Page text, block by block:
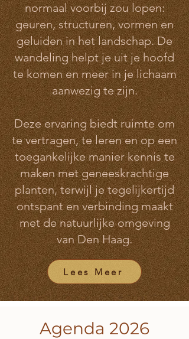
normaal voorbij zou lopen:
geuren, structuren, vormen en
geluiden in het landschap. De
wandeling helpt je uit je hoofd
te komen en meer in je lichaam
aanwezig te zijn.
Deze ervaring biedt ruimte om
te vertragen, te leren en op een
toegankelijke manier kennis te
maken met geneeskrachtige
planten, terwijl je tegelijkertijd
ontspant en verbinding maakt
met de natuurlijke omgeving
van Den Haag.
Lees Meer
Agenda 2026